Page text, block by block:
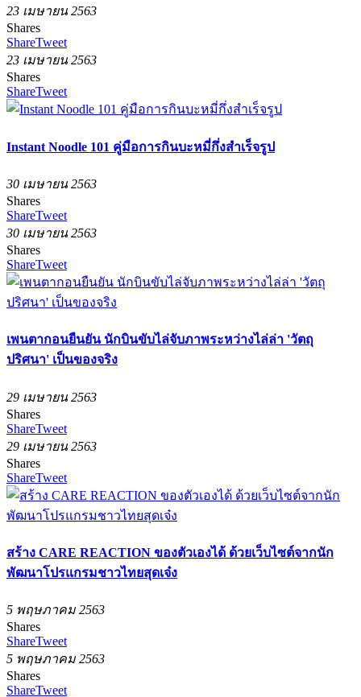
23 เมษายน 2563
Shares
ShareTweet
23 เมษายน 2563
Shares
ShareTweet
Instant Noodle 101 คู่มือการกินบะหมี่กึ่งสำเร็จรูป
30 เมษายน 2563
Shares
ShareTweet
30 เมษายน 2563
Shares
ShareTweet
เพนตากอนยืนยัน นักบินขับไล่จับภาพระหว่างไล่ล่า 'วัตถุ
ปริศนา' เป็นของจริง
29 เมษายน 2563
Shares
ShareTweet
29 เมษายน 2563
Shares
ShareTweet
สร้าง CARE REACTION ของตัวเองได้ ด้วยเว็บไซต์จากนัก
พัฒนาโปรแกรมชาวไทยสุดเจ๋ง
5 พฤษภาคม 2563
Shares
ShareTweet
5 พฤษภาคม 2563
Shares
ShareTweet